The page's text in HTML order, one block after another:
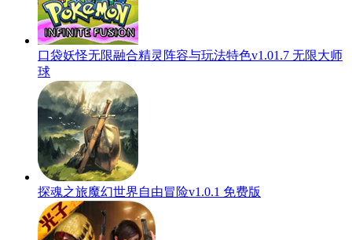
口袋妖怪无限融合精灵阵容与玩法特色v1.01.7 无限大师
球
探魂之旅魔幻世界自由冒险v1.0.1 免费版